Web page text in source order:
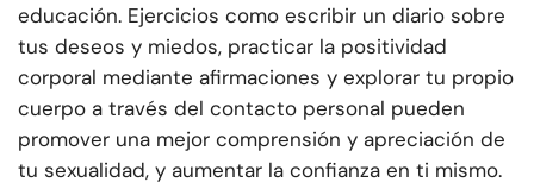
educación. Ejercicios como escribir un diario sobre
tus deseos y miedos, practicar la positividad
corporal mediante afirmaciones y explorar tu propio
cuerpo a través del contacto personal pueden
promover una mejor comprensión y apreciación de
tu sexualidad, y aumentar la confianza en ti mismo.